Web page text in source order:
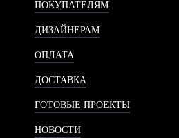
ПОКУПАТЕЛЯМ
ДИЗАЙНЕРАМ
ОПЛАТА
ДОСТАВКА
ГОТОВЫЕ ПРОЕКТЫ
НОВОСТИ